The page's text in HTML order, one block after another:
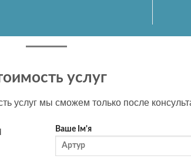
услуг
услуг мы сможем только после
Ваше Ім'я